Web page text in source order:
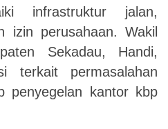
infrastruktur jalan,
izin perusahaan. Wakil
Sekadau, Handi,
terkait permasalahan
penyegelan kantor kbp